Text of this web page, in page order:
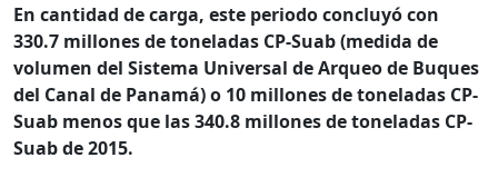
En cantidad de carga, este periodo concluyó con
330.7 millones de toneladas CP-Suab (medida de
volumen del Sistema Universal de Arqueo de Buques
del Canal de Panamá) o 10 millones de toneladas CP-
Suab menos que las 340.8 millones de toneladas CP-
Suab de 2015.